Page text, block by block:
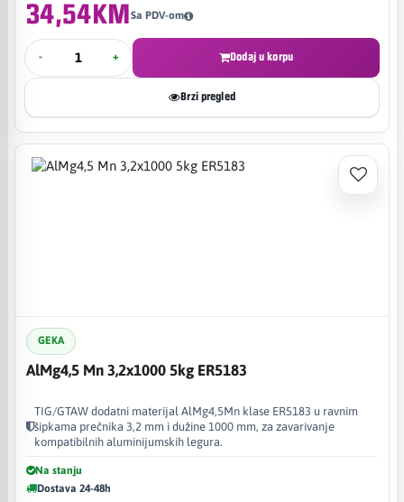
34,54KMSa PDV-om
- + Dodaj u korpu
Brzi pregled
GEKA
AlMg4,5 Mn 3,2x1000 5kg ER5183
TIG/GTAW dodatni materijal AlMg4,5Mn klase ER5183 u ravnim
šipkama prečnika 3,2 mm i dužine 1000 mm, za zavarivanje
kompatibilnih aluminijumskih legura.
Na stanju
Dostava 24-48h